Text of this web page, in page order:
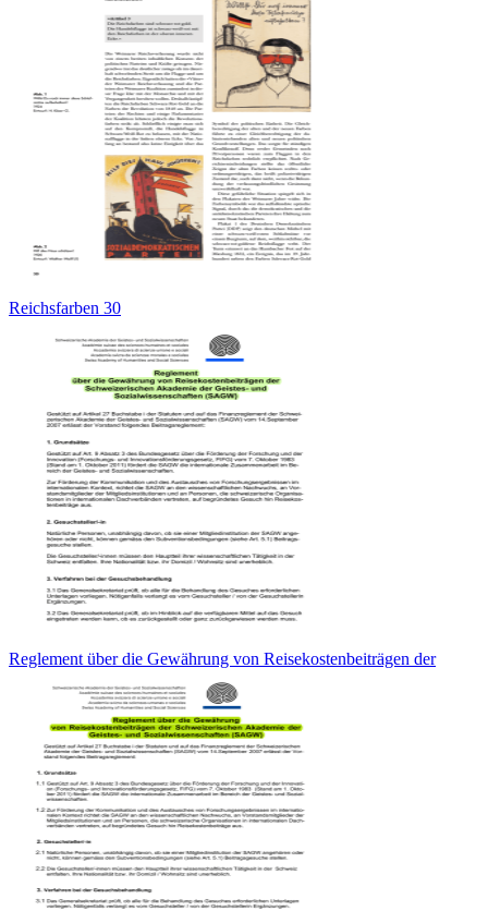
Reichsfarben 30
Reglement über die Gewährung von Reisekostenbeiträgen der